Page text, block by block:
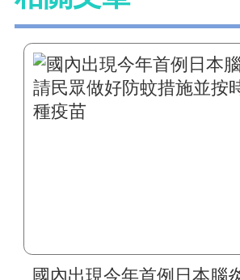
國內出現今年首例日本腦